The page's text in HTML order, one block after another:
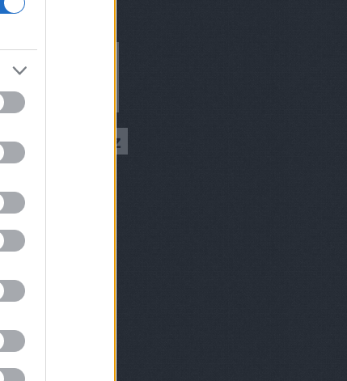
1
(1
(